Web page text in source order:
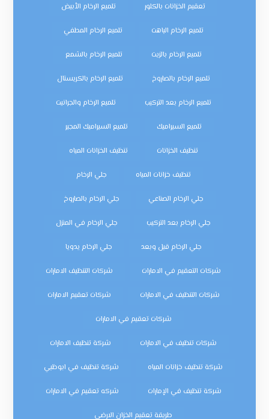
تعقيم الخزانات بالكلور تلميع الرخام الأبيض
تلميع الرخام الباهت تلميع الرخام المطفي
تلميع الرخام بالزيت تلميع الرخام بالشمع
تلميع الرخام بالصاروخ تلميع الرخام بالكريستال
تلميع الرخام بعد التركيب تلميع الرخام والجرانيت
تلميع السيراميك تلميع السيراميك المجير
تنظيف الخزانات تنظيف الخزانات المياه
تنظيف خزانات المياه جلي الرخام
جلي الرخام الصناعي جلي الرخام بالصاروخ
جلي الرخام بعد التركيب جلي الرخام في المنزل
جلي الرخام قبل وبعد جلي الرخام يدويا
شركات التعقيم في الامارات شركات التنظيف الامارات
شركات التنظيف في الامارات شركات تعقيم الامارات
شركات تعقيم في الامارات
شركات تنظيف في الامارات شركة تنظيف الامارات
شركة تنظيف خزانات المياه شركة تنظيف في ابوظبي
شركة تنظيف في الإمارات شركه تعقيم في الامارات
طريقة تعقيم الخزان الارضي